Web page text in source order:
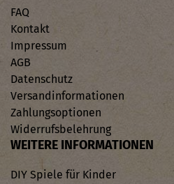
FAQ
Kontakt
Impressum
AGB
Datenschutz
Versandinformationen
Zahlungsoptionen
Widerrufsbelehrung
WEITERE INFORMATIONEN
DIY Spiele für Kinder